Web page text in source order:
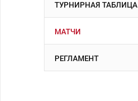
ТУРНИРНАЯ ТАБЛИЦА
МАТЧИ
РЕГЛАМЕНТ